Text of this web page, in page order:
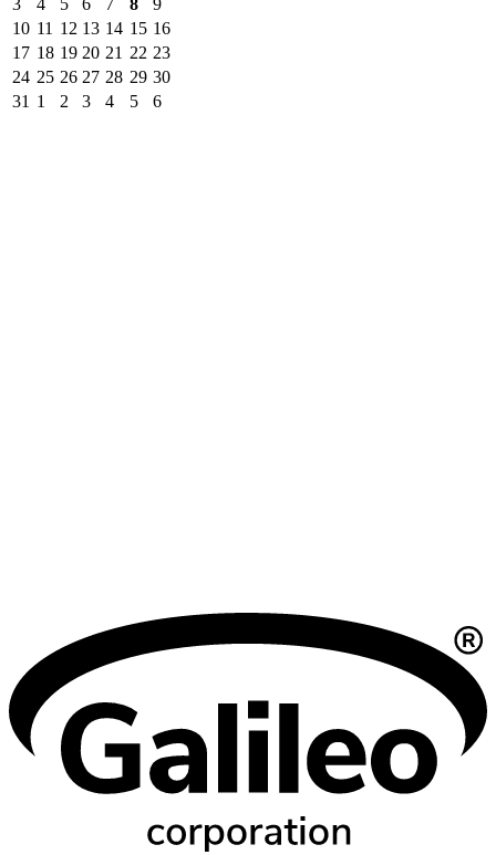
3
4 5 6 7 8
9
10 11 12 13 14 15 16
17 18 19 20 21 22 23
24 25 26 27 28 29 30
31 1 2 3 4 5 6